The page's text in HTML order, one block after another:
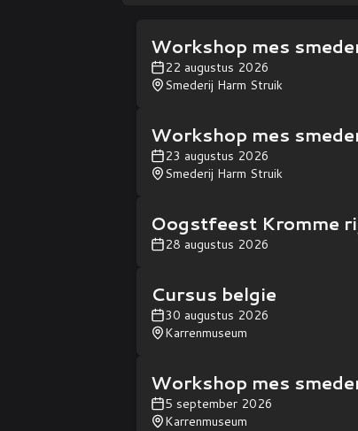
Workshop mes
22 augustus 2026
Smederij Harm Struik
Workshop mes
23 augustus 2026
Smederij Harm Struik
Oogstfeest Kromme
28 augustus 2026
Cursus belgie
30 augustus 2026
Karrenmuseum
Workshop mes
5 september 2026
Karrenmuseum